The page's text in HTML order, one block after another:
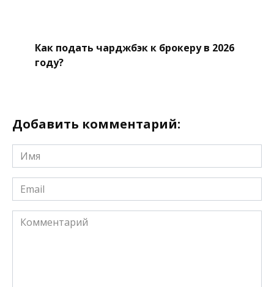
Как подать чарджбэк к брокеру в 2026
году?
Добавить комментарий:
Имя
*
Email
*
Комментарий